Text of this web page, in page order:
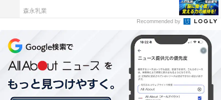
森永乳業
Recommended by